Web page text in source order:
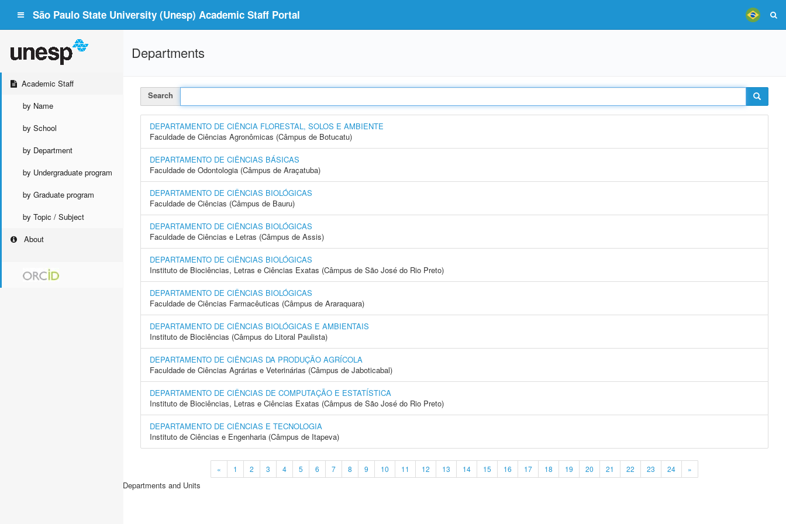
São Paulo State University (Unesp) Academic Staff Portal
Academic Staff
by Name
by School
by Department
by Undergraduate program
by Graduate program
by Topic / Subject
About
Departments
Search
DEPARTAMENTO DE CIÊNCIA FLORESTAL, SOLOS E AMBIENTE
Faculdade de Ciências Agronômicas (Câmpus de Botucatu)
DEPARTAMENTO DE CIÊNCIAS BÁSICAS
Faculdade de Odontologia (Câmpus de Araçatuba)
DEPARTAMENTO DE CIÊNCIAS BIOLÓGICAS
Faculdade de Ciências (Câmpus de Bauru)
DEPARTAMENTO DE CIÊNCIAS BIOLÓGICAS
Faculdade de Ciências e Letras (Câmpus de Assis)
DEPARTAMENTO DE CIÊNCIAS BIOLÓGICAS
Instituto de Biociências, Letras e Ciências Exatas (Câmpus de São José do Rio Preto)
DEPARTAMENTO DE CIÊNCIAS BIOLÓGICAS
Faculdade de Ciências Farmacêuticas (Câmpus de Araraquara)
DEPARTAMENTO DE CIÊNCIAS BIOLÓGICAS E AMBIENTAIS
Instituto de Biociências (Câmpus do Litoral Paulista)
DEPARTAMENTO DE CIÊNCIAS DA PRODUÇÃO AGRÍCOLA
Faculdade de Ciências Agrárias e Veterinárias (Câmpus de Jaboticabal)
DEPARTAMENTO DE CIÊNCIAS DE COMPUTAÇÃO E ESTATÍSTICA
Instituto de Biociências, Letras e Ciências Exatas (Câmpus de São José do Rio Preto)
DEPARTAMENTO DE CIÊNCIAS E TECNOLOGIA
Instituto de Ciências e Engenharia (Câmpus de Itapeva)
« 1 2 3 4 5 6 7 8 9 10 11 12 13 14 15 16 17 18 19 20 21 22 23 24 »
Departments and Units